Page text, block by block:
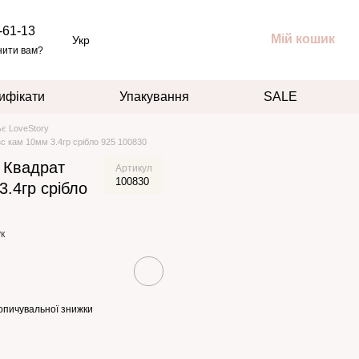
13
вам?
Укр Мій кошик
Упакування SALE
LoveStory
кам 10мм 3.4гр срібло 925 100830
Квадрат
срібло
Артикул
100830
знижки